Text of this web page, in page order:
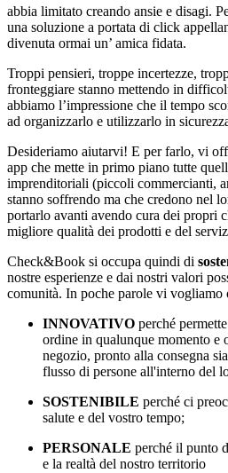
abbia limitato creando ansie e disagi.
una soluzione a portata di click
divenuta ormai un’ amica fidata.
Troppi pensieri, troppe incertezze,
fronteggiare stanno mettendo in
abbiamo l’impressione che il tempo
ad organizzarlo e utilizzarlo in
Desideriamo aiutarvi! E per farlo, vi
app che mette in primo piano tutte
imprenditoriali (piccoli commercianti,
stanno soffrendo ma che credono nel
portarlo avanti avendo cura dei propri
migliore qualità dei prodotti e del
Check&Book si occupa quindi di
nostre esperienze e dai nostri valori
comunità. In poche parole vi vogliamo
INNOVATIVO perché
ordine in qualunque momento e
negozio, pronto alla consegna
flusso di persone all'interno del
SOSTENIBILE perché ci
salute e del vostro tempo;
PERSONALE perché il punto
e la realtà del nostro territorio